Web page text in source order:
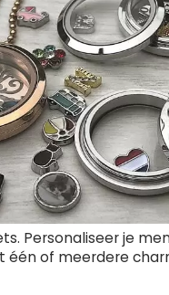
Personaliseer je
of meerdere